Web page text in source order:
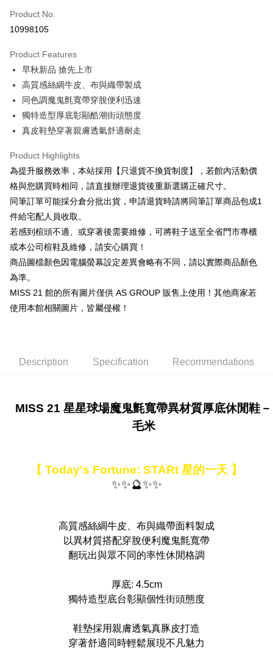
Credit Card Installments
Taiwan Cooperative Bank
Hua Nan Commercial Bank
The Shanghai Commercial &
Savings Bank
Cathay United Bank
Taiwan Business Bank
Union Bank of Taiwan
Yuanta Commercial Bank
Bank SinoPac
E.SUN Commercial Bank
DBS Bank
Taishin International Bank
CTBC Bank
Taiwan Rakuten Card, Inc.
0% for 6 months
Taiwan Cooperative Bank
Hua Nan Commercial Bank
The Shanghai Commercial &
Savings Bank
Cathay United Bank
Taiwan Business Bank
HSBC Bank (Taiwan) Limited
Hwatai Bank
Far Eastern International Bank
Yuanta Commercial Bank
Bank SinoPac
E.SUN Commercial Bank
DBS Bank
Taishin International Bank
Taiwan Rakuten Card, Inc.
0% for 12 months
Hua Nan Commercial Bank
The Shanghai Commercial &
Savings Bank
Taiwan Business Bank
Taichung Commercial Bank
HSBC Bank (Taiwan) Limited
Hwatai Bank
Union Bank of Taiwan
Far Eastern International Bank
Bank SinoPac
E.SUN Commercial Bank
Taishin International Bank
CTBC Bank
Taiwan Rakuten Card, Inc.
LINE Pay
Apple Pay
Easy Wallet
Google Pay
Shipping Method
宅配
Free shipping
離島宅配
NT$280/order
Product No.
10998105
Product Features
早秋新品 搶先上市
高質感絲綢牛皮、布與織帶製成
同色調魔鬼氈寬帶穿脫便利迅速
獨特造型厚底彰顯酷潮街頭態度
真皮鞋墊穿著親膚透氣舒適耐走
Product Highlights
為提升服務效率，本站採用【只退貨不換貨制度】，若館內活動價
格與您購買時相同，請直接辦理退貨後重新選購正確尺寸。
同筆訂單可能採分倉分批出貨，申請退貨時請將同筆訂單商品包成1
件給宅配人員收取。
若感到楦頭不適、或穿著後需要維修，可將鞋子送至全省門市專櫃
或本公司楦鞋及維修，請安心購買！
商品圖檔顏色因電腦螢幕設定差異會略有不同，請以實際商品顏色
為準。
MISS 21 館的所有圖片僅供 AS GROUP 販售上使用！其他商家若
使用本館相關圖片，皆屬侵權！
Description Specification Recommendations
MISS 21 星星球場魔鬼氈寬帶異材質厚底休閒鞋－
毛米
【 Today's Fortune: STARt 星的一天 】
✨✨🔮✨✨
高質感絲綢牛皮、布與織帶面料製成
以異材質搭配穿脫便利魔鬼氈寬帶
翻玩出與眾不同的率性休閒格調
厚底: 4.5cm
獨特造型底台彰顯個性街頭態度
鞋墊採用親膚透氣真豚皮打造
穿著舒適同時輕鬆展現不凡魅力